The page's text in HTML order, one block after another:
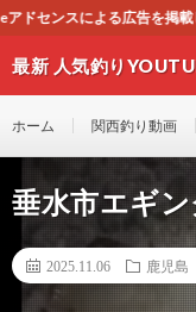
しております。
最新 人気釣り
ホーム 関西釣り動画
垂水市エギ
2025.11.06 鹿児